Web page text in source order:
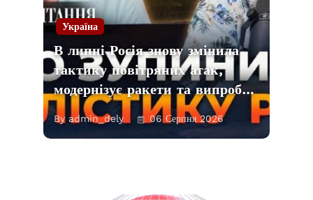
Україна
В липні Росія знову змінила
тактику повітряних атак,
модернізує ракети та випроб…
By admin_dely 06 Серпня 2026